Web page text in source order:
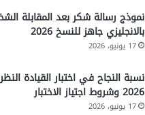
نموذج رسالة شكر بعد المقابلة
بالانجليزي جاهز للنسخ 2026
17 يونيو، 2026
نسبة النجاح في اختبار القيادة
2026 وشروط اجتياز الاختبار
17 يونيو، 2026